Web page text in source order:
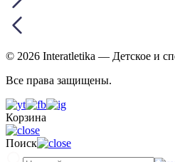
© 2026 Interatletika — Детское и
Все права защищены.
Корзина
Поиск